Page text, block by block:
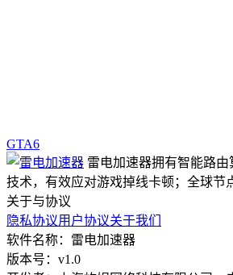
GTA6
雷电加速器拥有智能路
技术，有效应对游戏掉线卡顿；全球节
关于与协议
隐私协议用户协议关于我们
软件名称：雷电加速器
版本号：v1.0